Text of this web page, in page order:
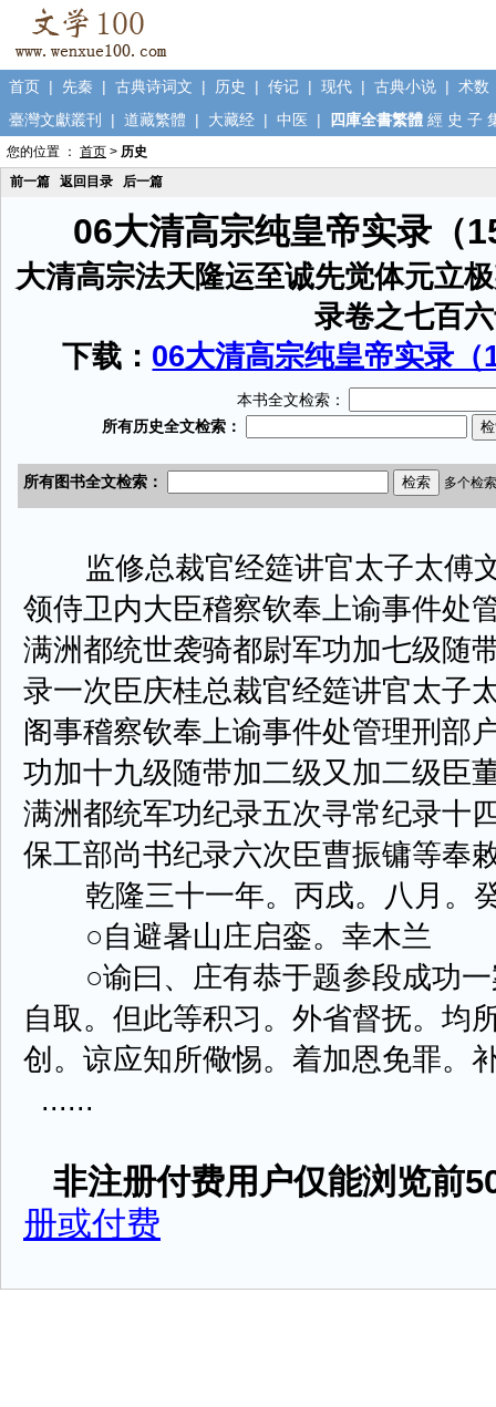
首页 | 先秦 | 古典诗词文 | 历史 | 传记 | 现代 | 古典小说 | 术数
臺灣文獻叢刊
| 道藏繁體 | 大藏经 | 中医 | 四庫全書繁體 經 史 子
您的位置 ： 首页 > 历史
前一篇
返回目录 后一篇
06大清高宗纯皇帝实录（
大清高宗法天隆运至诚先觉体元立
录卷之七百
下载： 06大清高宗纯皇帝实录
本书全文检索：
监修总裁官经筵讲官太子太傅
领侍卫内大臣稽察钦奉上谕事件处
满洲都统世袭骑都尉军功加七级随
录一次臣庆桂总裁官经筵讲官太子
阁事稽察钦奉上谕事件处管理刑部
功加十九级随带加二级又加二级臣
满洲都统军功纪录五次寻常纪录十
保工部尚书纪录六次臣曹振镛等奉
乾隆三十一年。丙戌。八月。
○自避暑山庄启銮。幸木兰
○谕曰、庄有恭于题参段成功一
自取。但此等积习。外省督抚。均
创。谅应知所儆惕。着加恩免罪。
......
非注册付费用户仅能浏览前
册或付费